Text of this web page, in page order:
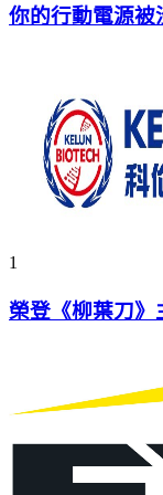
你的行動電源被
1
榮登《柳葉刀